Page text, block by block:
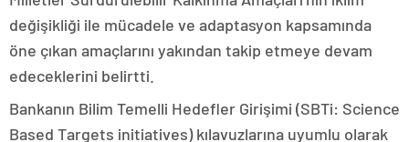
değişikliği ile mücadele ve adaptasyon kapsamında
öne çıkan amaçlarını yakından takip etmeye devam
edeceklerini belirtti.
Bankanın Bilim Temelli Hedefler Girişimi (SBTi: Science
Based Targets initiatives) kılavuzlarına uyumlu olarak